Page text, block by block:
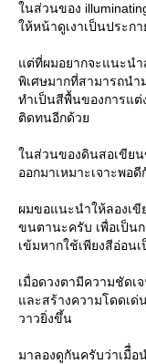
นส่วนของ
ห้หน้าดูเงาเป็นประก
ต่ที่ผมอยากจะแนะนำ
พิเศษมากที่สามารถนำ
ทำเป็นสีพื้นของการแต่
ติดทนอีกด้ว
นส่วนของดินสอเขียน
ออกมาเหมาะเจาะพอ
ผมขอแนะนำให้ลองเ
ขนตานะครับ เพื่อเป็น
เข้มหากใช้เพียงสีอ่อน
เมื่อดวงตามีความชัดเ
ละสร้างความโดดเด่
วาวยิ่งขึ้น
มาลองดูกันครับว่าเมืื่อ